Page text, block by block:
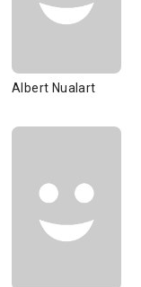
Albert Nualart